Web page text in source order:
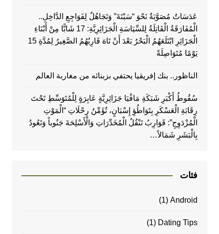
عَدَسَاتٌ مُصَوَّبَةٌ نَحْوَ “سَبْتَةَ” وَتَجَاهُلٌ لِفَوَاجِعِ الدَّاخِلِ..
الْمُفَارَقَةُ الْقَاتِلَةُ لِلسِّيَاسَةِ الْجَزَائِرِيَّةِ: 17 شَابًّا مِنْ أَبْنَاءِ
الْجَزَائِرِ ابْتَلَعَهُمُ الْبَحْرُ بَعْدَ أَنْ تَاهَ قَارِبُهُمُ الصَّغِيرُ لِمُدَّةِ 15
يَوْمًا مُتَوَاصِلَةً
الناظور.. بنك إفريقيا يحتفي بزبنائه من مغاربة العالم
سُقُوطُ أَكْبَرِ شَبَكَةِ مَافْيَا جَزَائِرِيَّةٍ عَابِرَةٍ لِلْمُتَوَسِّطِ تَحْتَ
رِقَابَةِ الْعَسْكَرِ بِتَوَاطُؤِ إِسْبَانٍ، تُؤَمِّنُ رِحْلَاتِ “الْمَوْتِ
الْمُزْدَوِجِ”: قَوَارِبُ تَنْقُلُ الْمُخَدِّرَاتِ وَالْأَسْلِحَةَ جَنُوباً وَتَعُودُ
بِالْبَشَرِ شَمَالاً…
فئات
Android
(1)
Dating Tips
(1)